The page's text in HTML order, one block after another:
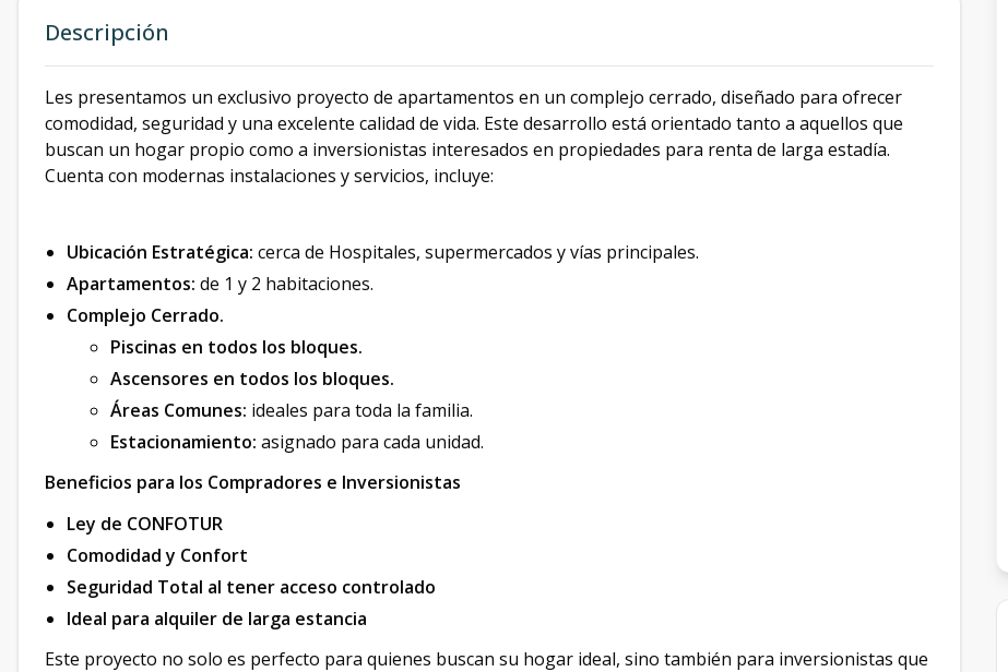
Descripción
Les presentamos un exclusivo proyecto de apartamentos en un complejo cerrado, diseñado para ofrecer
comodidad, seguridad y una excelente calidad de vida. Este desarrollo está orientado tanto a aquellos que
buscan un hogar propio como a inversionistas interesados ​​en propiedades para renta de larga estadía.
Cuenta con modernas instalaciones y servicios, incluye:
Ubicación Estratégica: cerca de Hospitales, supermercados y vías principales.
Apartamentos: de 1 y 2 habitaciones.
Complejo Cerrado.
Piscinas en todos los bloques.
Ascensores en todos los bloques.
Áreas Comunes: ideales para toda la familia.
Estacionamiento: asignado para cada unidad.
Beneficios para los Compradores e Inversionistas
Ley de CONFOTUR
Comodidad y Confort
Seguridad Total al tener acceso controlado
Ideal para alquiler de larga estancia
Este proyecto no solo es perfecto para quienes buscan su hogar ideal, sino también para inversionistas que